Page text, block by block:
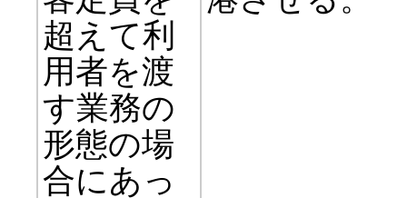
超えて利
用者を渡
す業務の
形態の場
合にあっ